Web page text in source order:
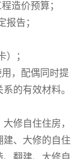
造价预算；
告；
）
；
，配偶同时提
的有效材料。
修自住住房，
建、大修的自住
翻建、大修自